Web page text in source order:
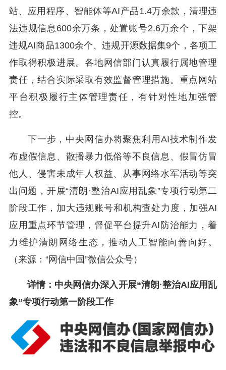
站、应用程序、智能体等AI产品1.4万余款，清理违
法违规信息600余万条，处置账号2.6万余个，下架
违规AI商品1300余个、违规开源数据集9个，各项工
作取得积极进展。各地网信部门认真履行属地管理
责任，结合实际采取有效监督管理措施。重点网站
平台积极履行主体管理责任，有针对性地加强管
控。
下一步，中央网信办将聚焦利用AI技术制作发
布虚假信息、散播暴力低俗等不良信息、假冒仿冒
他人、侵害未成年人权益、从事网络水军活动等突
出问题，开展“清朗·整治AI应用乱象”专项行动第二
阶段工作，加大违规账号和机构查处力度，加强AI
应用重点环节管理，督促平台提升AI防治能力，着
力维护清朗网络生态，推动人工智能向善向好。
（来源：“网信中国”微信公众号）
详情：中央网信办深入开展“清朗·整治AI应用乱
象”专项行动第一阶段工作